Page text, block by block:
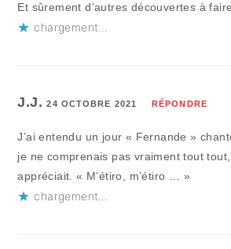
Et sûrement d’autres découvertes à
chargement…
J.J.24 OCTOBRE 2021 RÉPONDRE
J’ai entendu un jour « Fernande »
je ne comprenais pas vraiment tout
appréciait. « M’étiro, m’étiro … »
chargement…